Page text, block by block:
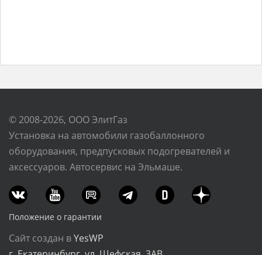
© 2008-2026, ООО ЭлитГаз
Установка на автомобили газобаллонного
оборудования, предпусковых подогревателей и
аксессуаров. Автосервис на Эльмаше.
Положение о гарантии
Сайт создан вYesWP